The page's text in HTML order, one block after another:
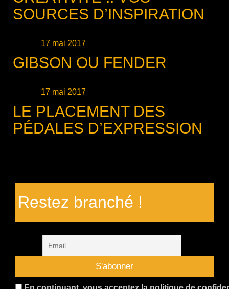
SOURCES D’INSPIRATION
17 mai 2017
GIBSON OU FENDER
17 mai 2017
LE PLACEMENT DES
PÉDALES D’EXPRESSION
Restez branché !